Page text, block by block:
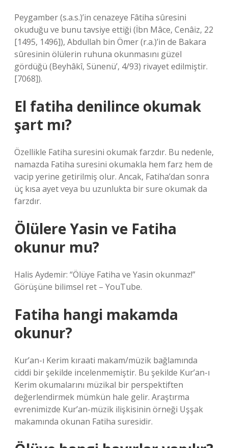
Peygamber (s.a.s.)’in cenazeye Fâtiha sûresini
okuduğu ve bunu tavsiye ettiği (İbn Mâce, Cenâiz, 22
[1495, 1496]), Abdullah bin Ömer (r.a.)’in de Bakara
sûresinin ölülerin ruhuna okunmasını güzel
gördüğü (Beyhâkî, Sünenü’, 4/93) rivayet edilmiştir.
[7068]).
El fatiha denilince okumak
şart mı?
Özellikle Fatiha suresini okumak farzdır. Bu nedenle,
namazda Fatiha suresini okumakla hem farz hem de
vacip yerine getirilmiş olur. Ancak, Fatiha’dan sonra
üç kısa ayet veya bu uzunlukta bir sure okumak da
farzdır.
Ölülere Yasin ve Fatiha
okunur mu?
Halis Aydemir: “Ölüye Fatiha ve Yasin okunmaz!”
Görüşüne bilimsel ret – YouTube.
Fatiha hangi makamda
okunur?
Kur’an-ı Kerim kıraati makam/müzik bağlamında
ciddi bir şekilde incelenmemiştir. Bu şekilde Kur’an-ı
Kerim okumalarını müzikal bir perspektiften
değerlendirmek mümkün hale gelir. Araştırma
evrenimizde Kur’an-müzik ilişkisinin örneği Uşşak
makamında okunan Fatiha suresidir.